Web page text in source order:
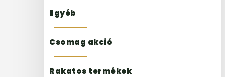
Egyéb
Csomag akció
Rakatos termékek